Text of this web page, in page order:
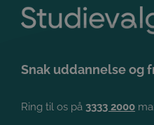
Snak uddannelse og
Ring til os på 3333 2000